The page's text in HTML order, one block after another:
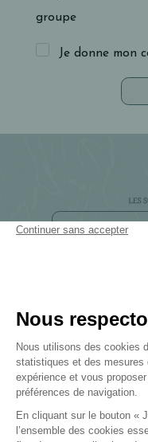
groupe
Je donne mon
NEWSLETTER
33650
+33(0)5 57 83
LES SOURCES DE
LES SOURCES DE
Hôtel 5 étoiles et 2 Clefs